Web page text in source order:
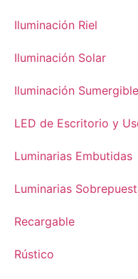
Iluminación Riel
Iluminación Solar
Iluminación Sumergible
LED de Escritorio y
Luminarias Embutidas
Luminarias
Recargable
Rústico